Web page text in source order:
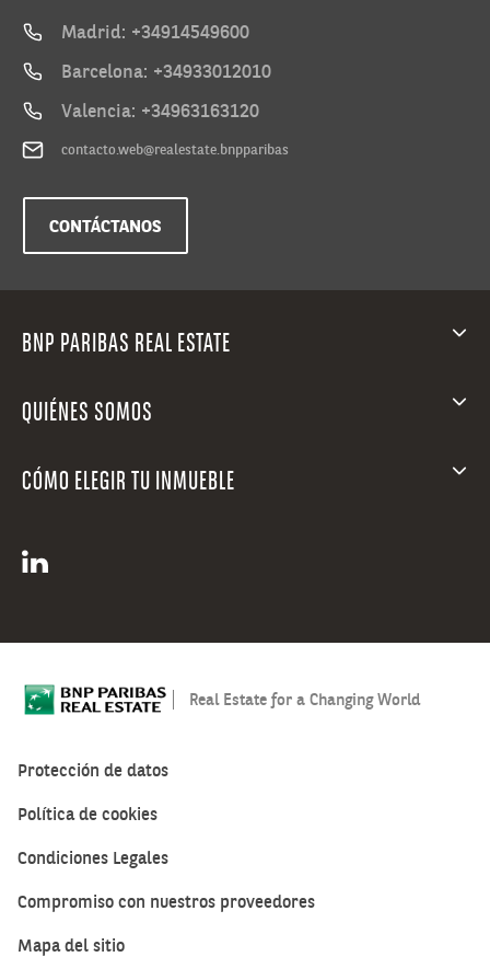
Madrid: +34914549600
Barcelona: +34933012010
Valencia: +34963163120
contacto.web@realestate.bnpparibas
CONTÁCTANOS
BNP PARIBAS REAL ESTATE
QUIÉNES SOMOS
CÓMO ELEGIR TU INMUEBLE
Real Estate for a Changing World
Protección de datos
Política de cookies
Condiciones Legales
Compromiso con nuestros proveedores
Mapa del sitio